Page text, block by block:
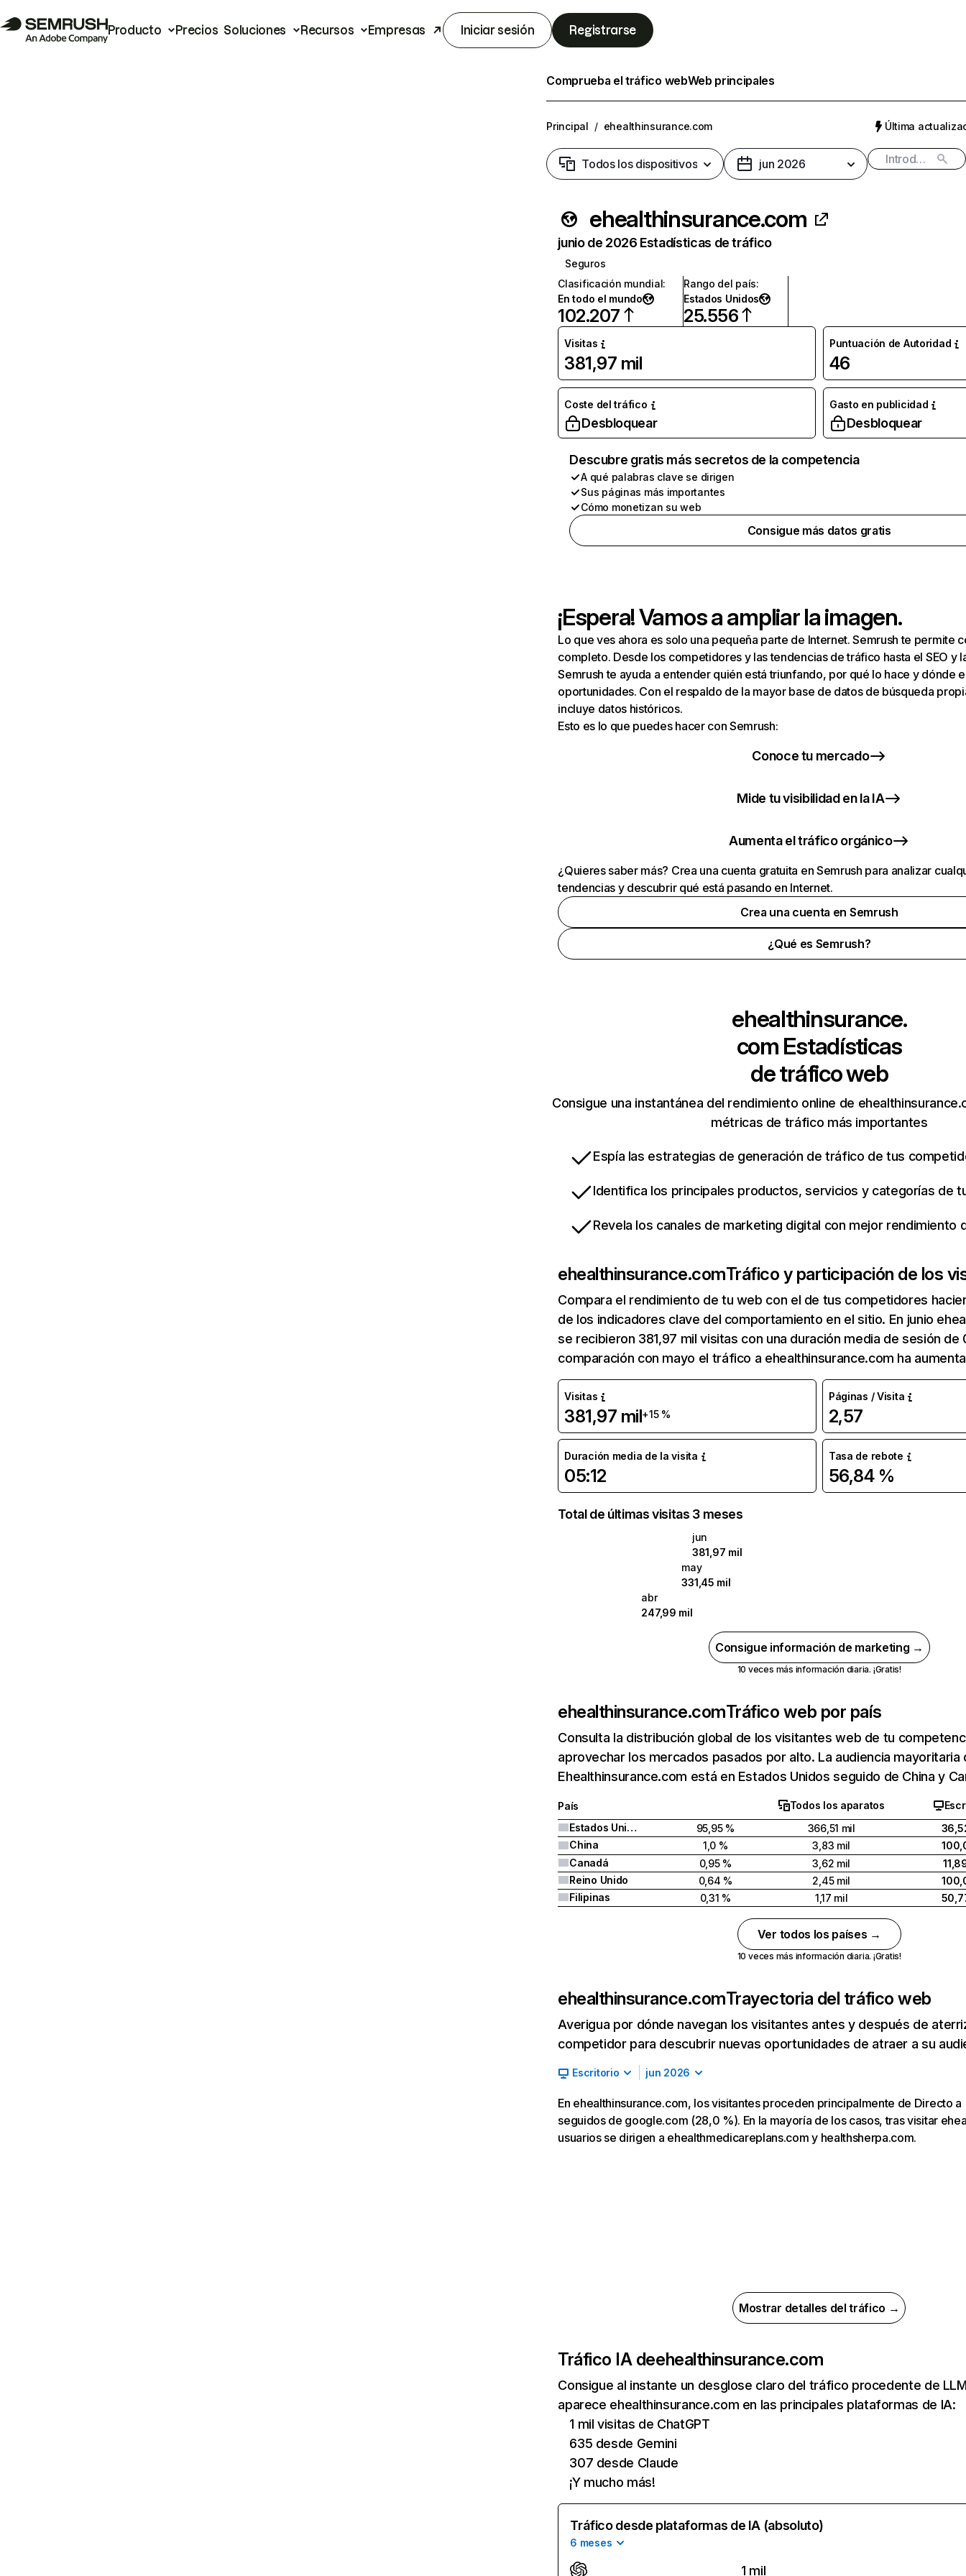
Producto Precios Soluciones Recursos Empresas Iniciar sesión Registrarse
Comprueba el tráfico webWeb principales
Principal / ehealthinsurance.com Última
Todos los dispositivos jun 2026
ehealthinsurance.com
junio de 2026 Estadísticas de tráfico
Seguros
Clasificación mundial:
En todo el mundo
102.207
Rango del país:
Estados Unidos
25.556
Visitas
381,97 mil
Puntuación de Autoridad
46
Coste del tráfico
Desbloquear
Gasto en publicidad
Desbloquear
Descubre gratis más secretos de la competencia
A qué palabras clave se dirigen
Sus páginas más importantes
Cómo monetizan su web
Consigue más datos gratis
¡Espera! Vamos a ampliar la imagen.
Lo que ves ahora es solo una pequeña parte de Internet. Semrush te permite
completo. Desde los competidores y las tendencias de tráfico hasta el SEO y
Semrush te ayuda a entender quién está triunfando, por qué lo hace y dónde
oportunidades. Con el respaldo de la mayor base de datos de búsqueda
incluye datos históricos.
Esto es lo que puedes hacer con Semrush:
Conoce tu mercado
Mide tu visibilidad en la IA
Aumenta el tráfico orgánico
¿Quieres saber más? Crea una cuenta gratuita en Semrush para analizar
tendencias y descubrir qué está pasando en Internet.
Crea una cuenta en Semrush
¿Qué es Semrush?
ehealthinsurance.
com Estadísticas
de tráfico web
Consigue una instantánea del rendimiento online de
métricas de tráfico más importantes
Espía las estrategias de generación de tráfico de tus
Identifica los principales productos, servicios y categorías de
Revela los canales de marketing digital con mejor rendimiento
ehealthinsurance.comTráfico y participación de los
Compara el rendimiento de tu web con el de tus competidores
de los indicadores clave del comportamiento en el sitio. En junio
se recibieron 381,97 mil visitas con una duración media de sesión de
comparación con mayo el tráfico a ehealthinsurance.com ha
Visitas
381,97 mil+15 %
Páginas / Visita
2,57
Duración media de la visita
05:12
Tasa de rebote
56,84 %
Total de últimas visitas 3 meses
jun
381,97 mil
may
331,45 mil
abr
247,99 mil
Consigue información de marketing →
10 veces más información diaria. ¡Gratis!
ehealthinsurance.comTráfico web por país
Consulta la distribución global de los visitantes web de tu
aprovechar los mercados pasados por alto. La audiencia mayoritaria
Ehealthinsurance.com está en Estados Unidos seguido de China y
País Todos los aparatos
Estados Unidos
95,95 % 366,51 mil
China
1,0 % 3,83 mil
Canadá
0,95 % 3,62 mil
Reino Unido
0,64 % 2,45 mil
Filipinas
0,31 % 1,17 mil
Ver todos los países →
10 veces más información diaria. ¡Gratis!
ehealthinsurance.comTrayectoria del tráfico web
Averigua por dónde navegan los visitantes antes y después de
competidor para descubrir nuevas oportunidades de atraer a su
Escritorio jun 2026
En ehealthinsurance.com, los visitantes proceden principalmente de Directo
seguidos de google.com (28,0 %). En la mayoría de los casos, tras visitar
usuarios se dirigen a ehealthmedicareplans.com y healthsherpa.com.
Mostrar detalles del tráfico →
Tráfico IA deehealthinsurance.com
Consigue al instante un desglose claro del tráfico procedente de
aparece ehealthinsurance.com en las principales plataformas de IA:
1 mil visitas de ChatGPT
635 desde Gemini
307 desde Claude
¡Y mucho más!
Tráfico desde plataformas de IA (absoluto)
6 meses
1 mil